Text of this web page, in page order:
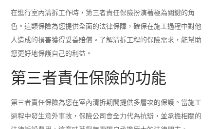
在進行室內清拆工作時，第三者責任保險扮演著極為關鍵的角
色。這類保險為您提供全面的法律保障，確保在施工過程中對他
人造成的損害獲得妥善賠償。了解清拆工程的保險需求，能幫助
您更好地保護自己的利益。
第三者責任保險的功能
第三者責任保險為您在室內清拆期間提供多層次的保護。當施工
過程中發生意外事故，保險公司會全力代為抗辯，並承擔相關的